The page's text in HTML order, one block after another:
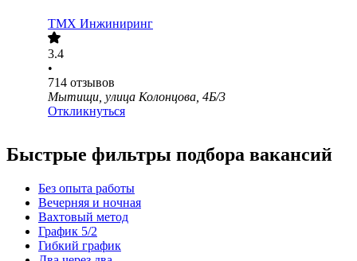
ТМХ Инжиниринг
3.4
•
714 отзывов
Мытищи, улица Колонцова, 4Б/3
Откликнуться
Быстрые фильтры подбора вакансий
Без опыта работы
Вечерняя и ночная
Вахтовый метод
График 5/2
Гибкий график